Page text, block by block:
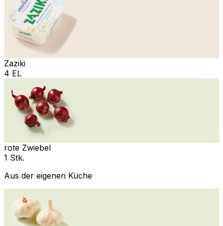
Zaziki
4 EL
rote Zwiebel
1 Stk.
Aus der eigenen Küche